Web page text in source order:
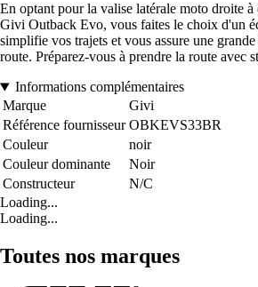
En optant pour la valise latérale moto droite à
Givi Outback Evo, vous faites le choix d'un
simplifie vos trajets et vous assure une
route. Préparez-vous à prendre la route avec
Informations complémentaires
Marque
Givi
Référence fournisseur OBKEVS33BR
Couleur
noir
Couleur dominante
Noir
Constructeur
N/C
Loading...
Loading...
Toutes nos marques